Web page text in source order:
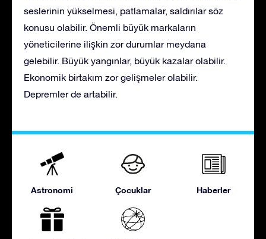
seslerinin yükselmesi, patlamalar, saldırılar söz
konusu olabilir. Önemli büyük markaların
yöneticilerine ilişkin zor durumlar meydana
gelebilir. Büyük yangınlar, büyük kazalar olabilir.
Ekonomik birtakım zor gelişmeler olabilir.
Depremler de artabilir.
Astronomi Çocuklar Haberler